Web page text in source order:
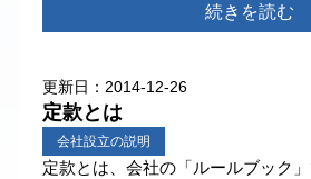
続きを読む
更新日：2014-12-26
定款とは
定款とは、会社の「ルールブック
会社設立の説明